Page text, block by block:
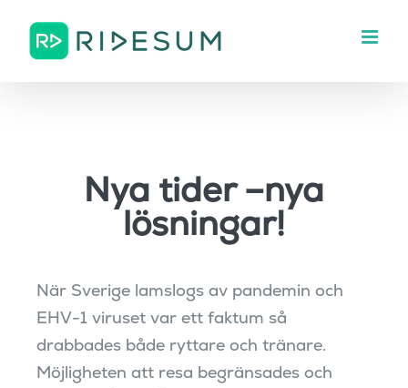
innehållet
Nya tider –nya
lösningar!
När Sverige lamslogs av pandemin och
EHV-1 viruset var ett faktum så
drabbades både ryttare och tränare.
Möjligheten att resa begränsades och